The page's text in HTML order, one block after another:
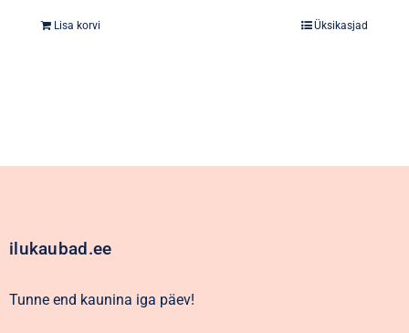
Lisa korvi Üksikasjad
ilukaubad.ee
Tunne end kaunina iga päev!